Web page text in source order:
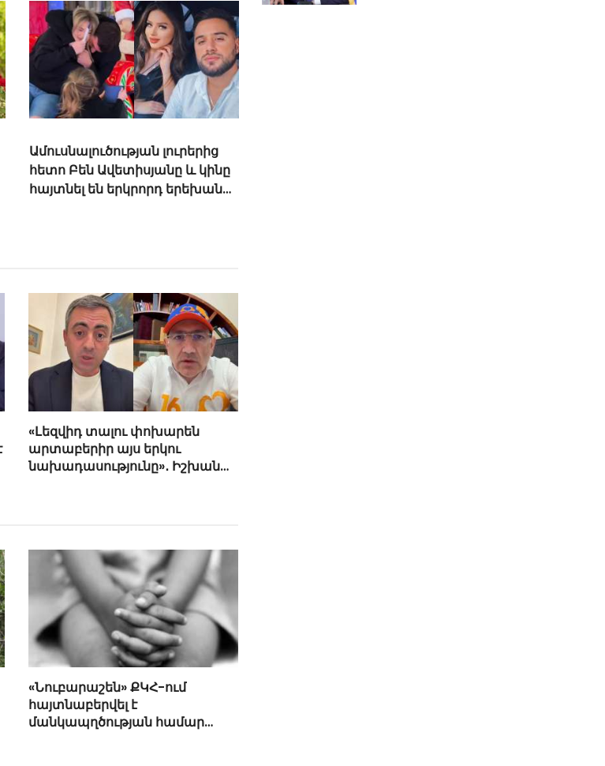
Ամուսնալուծության լուրերից
հետո Բեն Ավետիսյանը և կինը
հայտնել են երկրորդ երեխան
«Լեզվիդ տալու փոխարեն
արտաբերիր այս երկու
նախադասությունը»․ Իշխան
«Նուբարաշեն» ՔԿՀ-ում
հայտնաբերվել է
մանկապղծության համար